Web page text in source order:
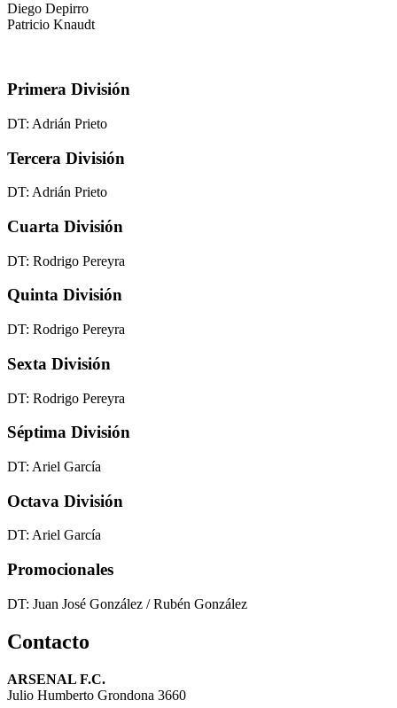
Diego Depirro
Patricio Knaudt
Primera División
DT: Adrián Prieto
Tercera División
DT: Adrián Prieto
Cuarta División
DT: Rodrigo Pereyra
Quinta División
DT: Rodrigo Pereyra
Sexta División
DT: Rodrigo Pereyra
Séptima División
DT: Ariel García
Octava División
DT: Ariel García
Promocionales
DT: Juan José González / Rubén González
Contacto
ARSENAL F.C.
Julio Humberto Grondona 3660